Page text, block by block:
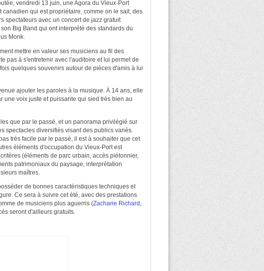
vendredi 13 juin, une Agora du Vieux-Port
qui est propriétaire, comme on le sait, des
spectateurs avec un concert de jazz gratuit
Big Band qui ont interprété des standards du
Monk.
mettre en valeur ses musiciens au fil des
pas à s'entretenir avec l'auditoire et lui permet de
quelques souvenirs autour de pièces d'amis à lui
ajouter les paroles à la musique. À 14 ans, elle
une voix juste et puissante qui sied très bien au
que par le passé, et un panorama privilégié sur
spectacles diversifiés visant des publics variés.
très facile par le passé, il est à souhaiter que cet
éléments d'occupation du Vieux-Port est
(éléments de parc urbain, accès piétonnier,
patrimoniaux du paysage, interprétation
maîtres.
de bonnes caractéristiques techniques et
Ce sera à suivre cet été, avec des prestations
de musiciens plus aguerris (Zacharie Richard ,
seront d'ailleurs gratuits.